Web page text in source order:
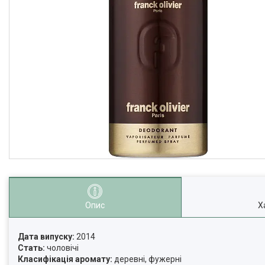
Опис
Дата випуску: 2014
Стать: чоловічі
Класифікація аромату: деревні, фужерні